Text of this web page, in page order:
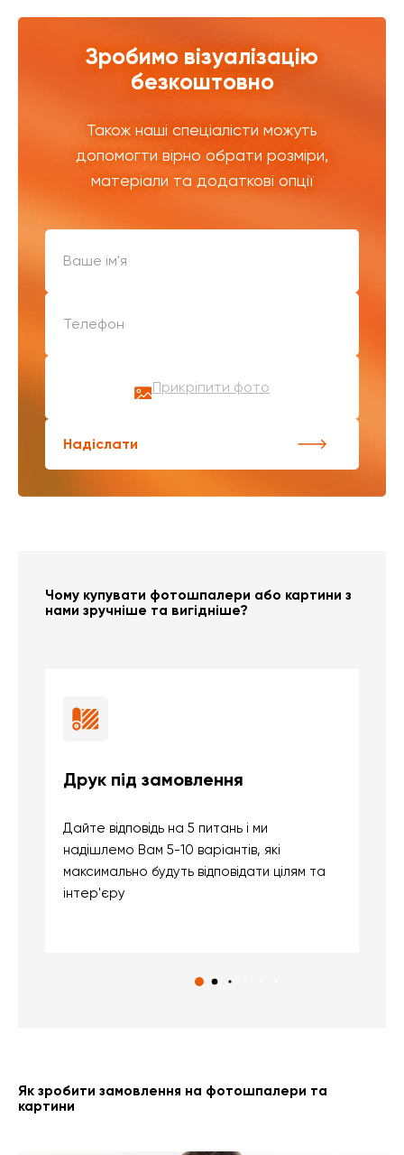
Зробимо візуалізацію
безкоштовно
Також наші спеціалісти можуть
допомогти вірно обрати розміри,
матеріали та додаткові опції
Прикріпити фото
Надіслати
Чому купувати фотошпалери або картини з
нами зручніше та вигідніше?
Друк під замовлення
Дайте відповідь на 5 питань і ми
надішлемо Вам 5-10 варіантів, які
максимально будуть відповідати цілям та
інтер'єру
Як зробити замовлення на фотошпалери та
картини